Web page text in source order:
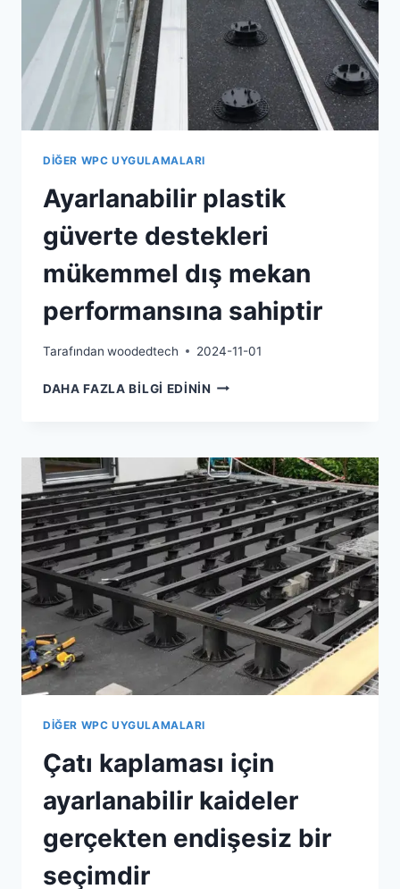
DIĞER WPC UYGULAMALARI
Ayarlanabilir plastik
güverte destekleri
mükemmel dış mekan
performansına sahiptir
Tarafından woodedtech 2024-11-01
DAHA FAZLA BILGI EDININ AYARLANABILIR
MÜKEMMEL
DIŞ
MEKAN
PERFORMANSINA
SAHIPTIR
DIĞER WPC UYGULAMALARI
Çatı kaplaması için
ayarlanabilir kaideler
gerçekten endişesiz bir
seçimdir